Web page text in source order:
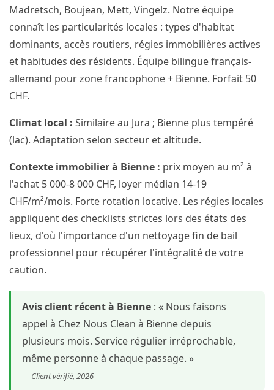
Madretsch, Boujean, Mett, Vingelz. Notre équipe
connaît les particularités locales : types d'habitat
dominants, accès routiers, régies immobilières actives
et habitudes des résidents. Équipe bilingue français-
allemand pour zone francophone + Bienne. Forfait 50
CHF.
Climat local : Similaire au Jura ; Bienne plus tempéré
(lac). Adaptation selon secteur et altitude.
Contexte immobilier à Bienne : prix moyen au m² à
l'achat 5 000-8 000 CHF, loyer médian 14-19
CHF/m²/mois. Forte rotation locative. Les régies locales
appliquent des checklists strictes lors des états des
lieux, d'où l'importance d'un nettoyage fin de bail
professionnel pour récupérer l'intégralité de votre
caution.
Avis client récent à Bienne : « Nous faisons
appel à Chez Nous Clean à Bienne depuis
plusieurs mois. Service régulier irréprochable,
même personne à chaque passage. »
— Client vérifié, 2026